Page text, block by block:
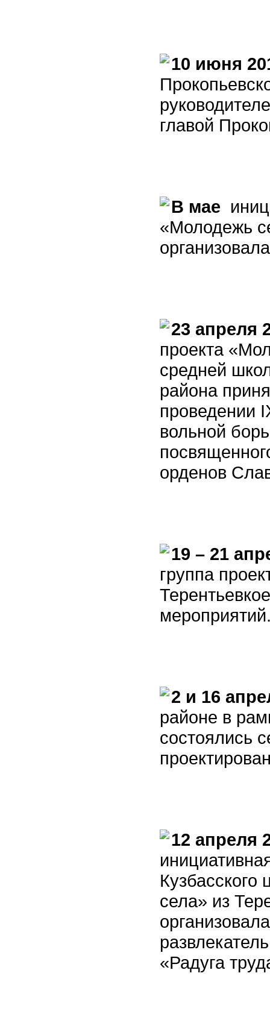
10 июня
главой
В мае
«Молодежь
23 апреля
проекта
средней
района
проведении
вольной
орденов
19 – 21
группа
2 и 16
районе в
состоялись
12 апреля
села» из
«Радуга